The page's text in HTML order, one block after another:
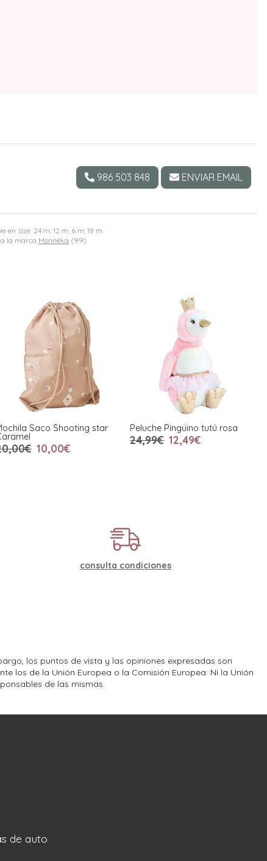
size: 24 m; 12 m; 6 m; 18 m.
la marca Monnëka (99).
986 503 848 ENVIAR EMAIL
Saco Shooting star
10,00€
Peluche Pingüino tutú rosa
24,99€ 12,49€
consulta condiciones
los puntos de vista y las opiniones expresadas son
los de la Unión Europea o la Comisión Europea. Ni la Unión
de las mismas.
de auto